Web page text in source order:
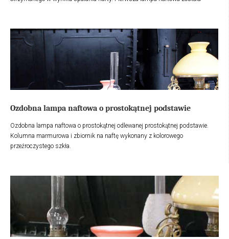
Ozdobna lampa naftowa o prostokątnej podstawie
Ozdobna lampa naftowa o prostokątnej odlewanej prostokątnej podstawie.
Kolumna marmurowa i zbiornik na naftę wykonany z kolorowego
przeźroczystego szkła.